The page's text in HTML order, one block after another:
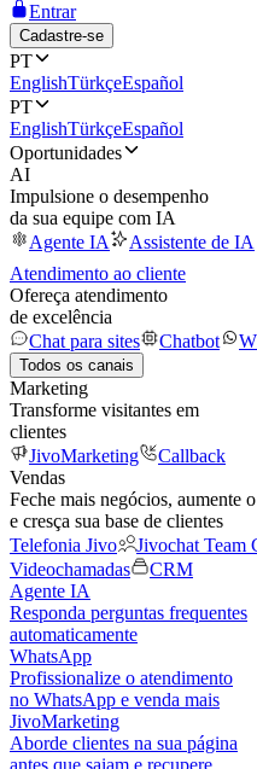
Entrar
Cadastre-se
PT
EnglishTürkçeEspañol
PT
EnglishTürkçeEspañol
Oportunidades
AI
Impulsione o desempenho
da sua equipe com IA
Agente IA
Assistente de IA
Atendimento ao cliente
Ofereça atendimento
de excelência
Chat para sites
Chatbot
Todos os canais
Marketing
Transforme visitantes em
clientes
JivoMarketing
Callback
Vendas
Feche mais negócios, aumente
e cresça sua base de clientes
Telefonia Jivo
Jivochat Team
Videochamadas
CRM
Agente IA
Responda perguntas frequentes
automaticamente
WhatsApp
Profissionalize o atendimento
no WhatsApp e venda mais
JivoMarketing
Aborde clientes na sua página
antes que saiam e recupere